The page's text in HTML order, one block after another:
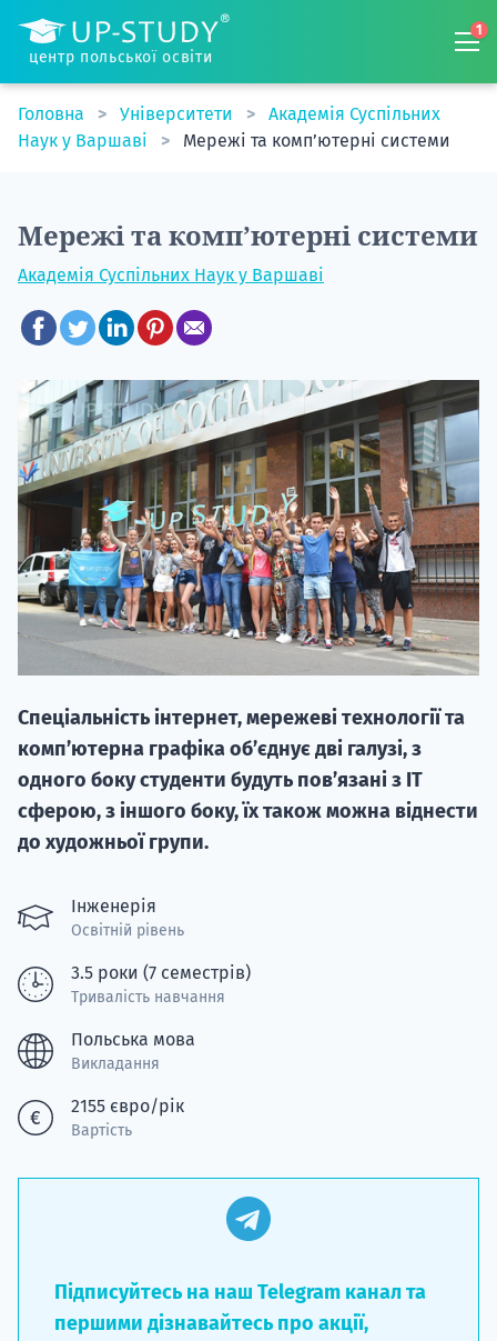
центр польської освіти
1
Головна Університети
Академія Суспільних
Наук у Варшаві
Мережі та комп’ютерні системи
Мережі та комп’ютерні системи
Академія Суспільних Наук у Варшаві
Спеціальність інтернет, мережеві технології та
комп’ютерна графіка об’єднує дві галузі, з
одного боку студенти будуть пов’язані з ІТ
сферою, з іншого боку, їх також можна віднести
до художньої групи.
Інженерія
Освітній рівень
3.5 роки (7 семестрів)
Тривалість навчання
Польська мова
Викладання
2155 євро/рік
Вартість
Підписуйтесь на наш Telegram канал та
першими дізнавайтесь про акції,
"Навчання
НАБІР